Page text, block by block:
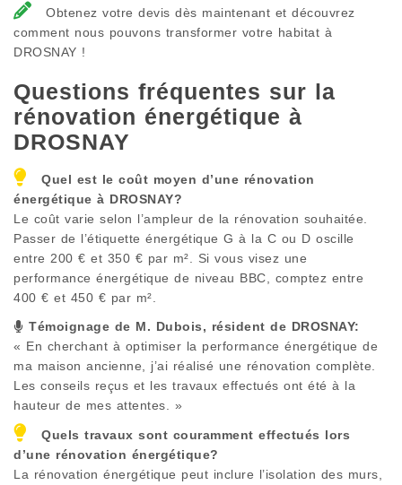
Obtenez votre devis dès maintenant et découvrez
comment nous pouvons transformer votre habitat à
DROSNAY !
Questions fréquentes sur la
rénovation énergétique à
DROSNAY
Quel est le coût moyen d’une rénovation
énergétique à DROSNAY?
Le coût varie selon l’ampleur de la rénovation souhaitée.
Passer de l’étiquette énergétique G à la C ou D oscille
entre 200 € et 350 € par m². Si vous visez une
performance énergétique de niveau BBC, comptez entre
400 € et 450 € par m².
Témoignage de M. Dubois, résident de DROSNAY:
« En cherchant à optimiser la performance énergétique de
ma maison ancienne, j’ai réalisé une rénovation complète.
Les conseils reçus et les travaux effectués ont été à la
hauteur de mes attentes. »
Quels travaux sont couramment effectués lors
d’une rénovation énergétique?
La rénovation énergétique peut inclure l’isolation des murs,